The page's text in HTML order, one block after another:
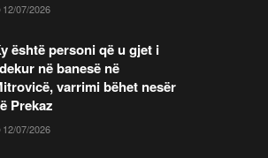
12/07/2026
është personi që u gjet i
në banesë në
varrimi bëhet nesër
Prekaz
12/07/2026